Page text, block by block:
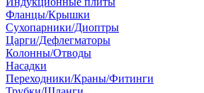
Фланцы/Крышки
Сухопарники/Диоптры
Царги/Дефлегматоры
Колонны/Отводы
Насадки
Переходники/Краны/Фитинги